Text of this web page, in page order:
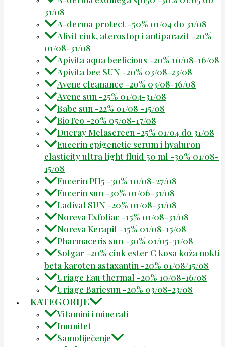
31/08
A-derma protect -50% 01/04 do 31/08
Alivit cink, aterostop i antiparazit -20%
01/08-31/08
Apivita aqua beelicious -20% 10/08-16/08
Apivita bee SUN -20% 03/08-23/08
Avene cleanance -20% 03/08-16/08
Avene sun -25% 01/04-31/08
Babe sun -22% 01/08 -15/08
BioTeo -20% 05/08-17/08
Ducray Melascreen -25% 01/04 do 31/08
Eucerin epigenetic serum i hyaluron
elasticity ultra light fluid 50 ml -30% 01/08-
15/08
Eucerin PH5 -30% 10/08-27/08
Eucerin sun -30% 01/06-31/08
Ladival SUN -20% 01/08-31/08
Noreva Exfoliac -15% 01/08-31/08
Noreva Kerapil -15% 01/08-15/08
Pharmaceris sun -30% 01/05-31/08
Solgar -20% cink ester C kosa koža nokti
beta karoten astaxantin -20% 01/08/15/08
Uriage Eau thermal -20% 10/08-16/08
Uriage Bariesun -20% 03/08-23/08
KATEGORIJE
Vitamini i minerali
Imunitet
Samoliječenje